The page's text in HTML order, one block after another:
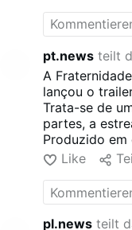
pt.news teilt
A
lançou o
Trata-se de
partes, a
Produzido em
FSSPX ao
padres,
apostolados
trailer centra-
serviço à
Like
pl.news teilt